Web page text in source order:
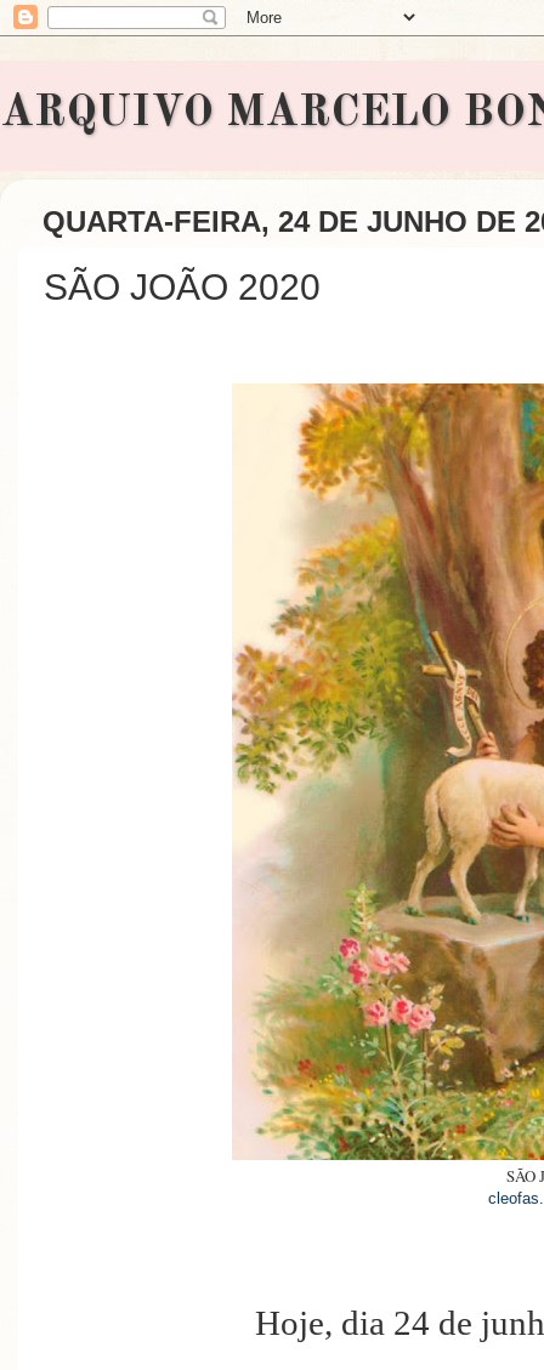
ARQUIVO MARCELO
QUARTA-FEIRA, 24 DE JUNHO DE
SÃO JOÃO 2020
SÃO
Hoje, dia 24 de